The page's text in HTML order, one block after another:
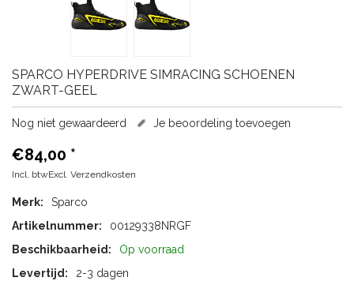
SPARCO HYPERDRIVE SIMRACING SCHOENEN
ZWART-GEEL
Nog niet gewaardeerd Je beoordeling toevoegen
€84,00 *
Incl. btwExcl. Verzendkosten
Merk:
Sparco
Artikelnummer:
00129338NRGF
Beschikbaarheid:
Op voorraad
Levertijd:
2-3 dagen